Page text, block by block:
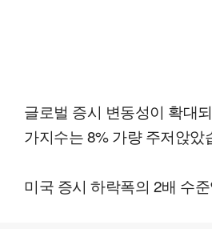
글로벌 증시 변동성이 확대
가지수는 8% 가량 주저앉았
미국 증시 하락폭의 2배 수